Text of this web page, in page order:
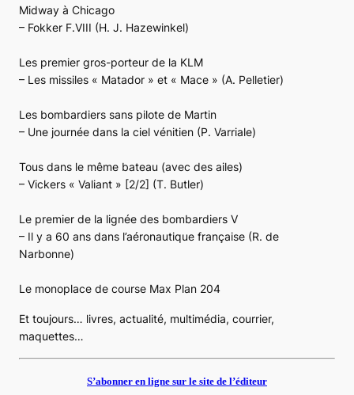
Midway à Chicago
– Fokker F.VIII (H. J. Hazewinkel)
Les premier gros-porteur de la KLM
– Les missiles « Matador » et « Mace » (A. Pelletier)
Les bombardiers sans pilote de Martin
– Une journée dans la ciel vénitien (P. Varriale)
Tous dans le même bateau (avec des ailes)
– Vickers « Valiant » [2/2] (T. Butler)
Le premier de la lignée des bombardiers V
– Il y a 60 ans dans l’aéronautique française (R. de
Narbonne)
Le monoplace de course Max Plan 204
Et toujours… livres, actualité, multimédia, courrier,
maquettes…
S’abonner en ligne sur le site de l’éditeur